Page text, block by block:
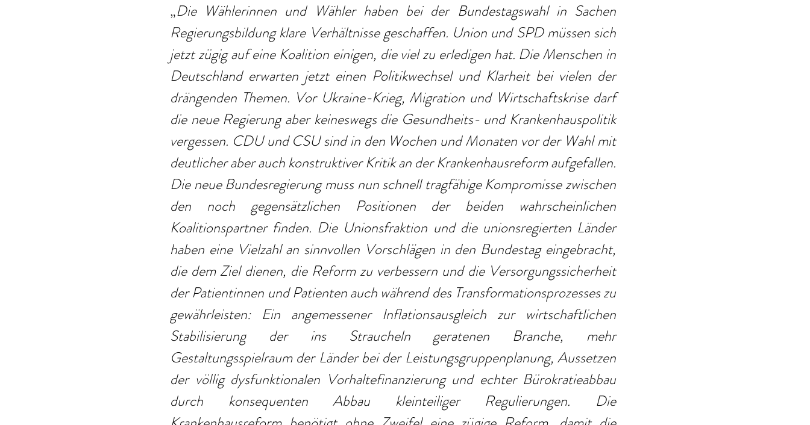
„Die Wählerinnen und Wähler haben bei der Bundestagswahl in Sachen
Regierungsbildung klare Verhältnisse geschaffen. Union und SPD müssen sich
jetzt zügig auf eine Koalition einigen, die viel zu erledigen hat. Die Menschen in
Deutschland erwarten jetzt einen Politikwechsel und Klarheit bei vielen der
drängenden Themen. Vor Ukraine-Krieg, Migration und Wirtschaftskrise darf
die neue Regierung aber keineswegs die Gesundheits- und Krankenhauspolitik
vergessen. CDU und CSU sind in den Wochen und Monaten vor der Wahl mit
deutlicher aber auch konstruktiver Kritik an der Krankenhausreform aufgefallen.
Die neue Bundesregierung muss nun schnell tragfähige Kompromisse zwischen
den noch gegensätzlichen Positionen der beiden wahrscheinlichen
Koalitionspartner finden. Die Unionsfraktion und die unionsregierten Länder
haben eine Vielzahl an sinnvollen Vorschlägen in den Bundestag eingebracht,
die dem Ziel dienen, die Reform zu verbessern und die Versorgungssicherheit
der Patientinnen und Patienten auch während des Transformationsprozesses zu
gewährleisten: Ein angemessener Inflationsausgleich zur wirtschaftlichen
Stabilisierung der ins Straucheln geratenen Branche, mehr
Gestaltungsspielraum der Länder bei der Leistungsgruppenplanung, Aussetzen
der völlig dysfunktionalen Vorhaltefinanzierung und echter Bürokratieabbau
durch konsequenten Abbau kleinteiliger Regulierungen. Die